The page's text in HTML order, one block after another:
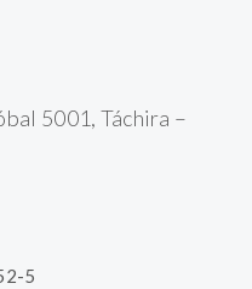
5001, Táchira –
5